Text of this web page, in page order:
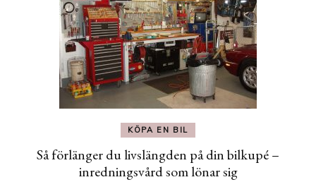
KÖPA EN BIL
Så förlänger du livslängden på din bilkupé –
inredningsvård som lönar sig